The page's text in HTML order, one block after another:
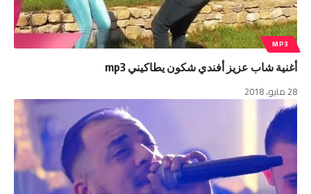
MP3
أغنية شاب عزيز أفندي شكون يطاكيني mp3
28 مايو، 2018